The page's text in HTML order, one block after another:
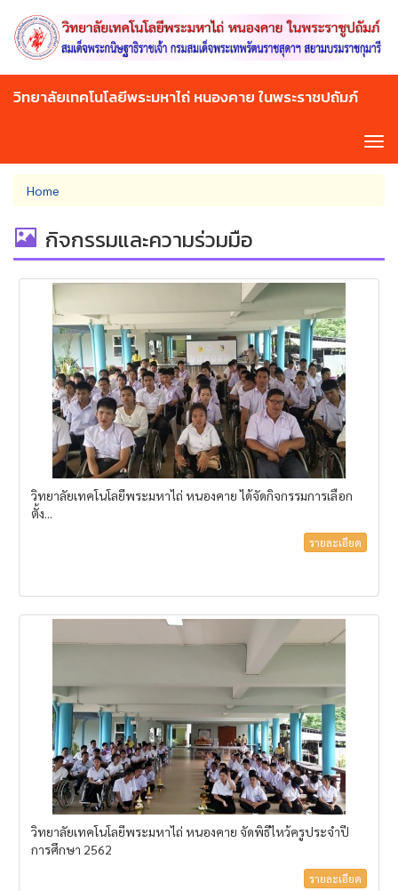
main
content
วิทยาลัยเทคโนโลยีพระมหาไถ่ หนองคาย ในพระราชปถัมภ์
You
are
here
Home
กิจกรรมและความร่วมมือ
วิทยาลัยเทคโนโลยีพระมหาไถ่ หนองคาย ได้จัดกิจกรรมการเลือก
ตั้ง...
รายละเอียด
วิทยาลัยเทคโนโลยีพระมหาไถ่ หนองคาย จัดพิธีไหว้ครูประจำปี
การศึกษา 2562
รายละเอียด